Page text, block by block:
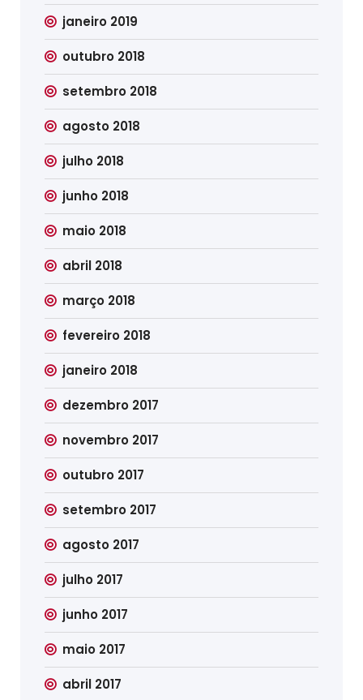
janeiro 2019
outubro 2018
setembro 2018
agosto 2018
julho 2018
junho 2018
maio 2018
abril 2018
março 2018
fevereiro 2018
janeiro 2018
dezembro 2017
novembro 2017
outubro 2017
setembro 2017
agosto 2017
julho 2017
junho 2017
maio 2017
abril 2017